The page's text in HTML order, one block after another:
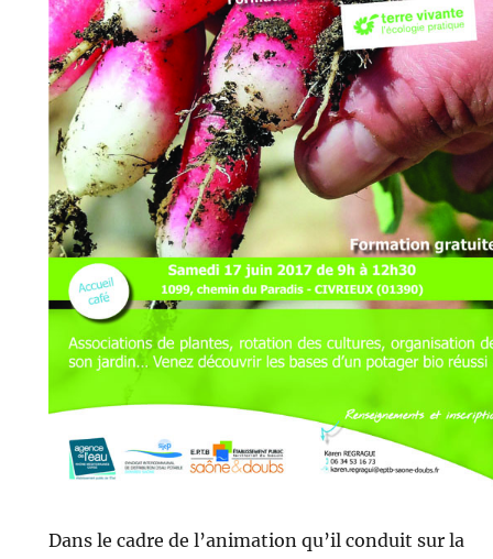
Dans le cadre de l’animation qu’il conduit sur la